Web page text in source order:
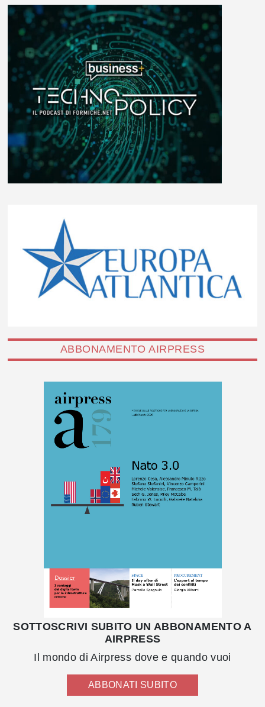
ABBONAMENTO AIRPRESS
SOTTOSCRIVI SUBITO UN ABBONAMENTO A
AIRPRESS
Il mondo di Airpress dove e quando vuoi
ABBONATI SUBITO